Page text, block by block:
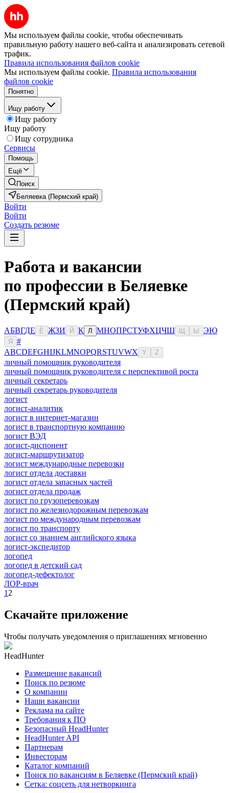
Мы используем файлы cookie, чтобы обеспечивать
правильную работу нашего веб-сайта и анализировать сетевой
трафик.
Правила использования файлов cookie
Мы используем файлы cookie. Правила использования
файлов cookie
Понятно
Ищу работу
Ищу работу
Ищу работу
Ищу сотрудника
Сервисы
Помощь
Ещё
Поиск
Беляевка (Пермский край)
Войти
Войти
Создать резюме
Работа и вакансии
по профессии в Беляевке
(Пермский край)
АБВГДЕ Ё ЖЗИ Й К Л МНОПРСТУФХЦЧШ Ы ЭЮ
Я
#
ABCDEFGHIJKLMNOPQRSTUVWX Y Z
личный помощник руководителя
личный помощник руководителя с перспективой роста
личный секретарь
личный секретарь руководителя
логист
логист-аналитик
логист в интернет-магазин
логист в транспортную компанию
логист ВЭД
логист-диспонент
логист-маршрутизатор
логист международные перевозки
логист отдела доставки
логист отдела запасных частей
логист отдела продаж
логист по грузоперевозкам
логист по железнодорожным перевозкам
логист по международным перевозкам
логист по транспорту
логист со знанием английского языка
логист-экспедитор
логопед
логопед в детский сад
логопед-дефектолог
ЛОР-врач
1 2
Скачайте приложение
Чтобы получать уведомления о приглашениях мгновенно
HeadHunter
Размещение вакансий
Поиск по резюме
О компании
Наши вакансии
Реклама на сайте
Требования к ПО
Безопасный HeadHunter
HeadHunter API
Партнерам
Инвесторам
Каталог компаний
Поиск по вакансиям в Беляевке (Пермский край)
Сетка: соцсеть для нетворкинга